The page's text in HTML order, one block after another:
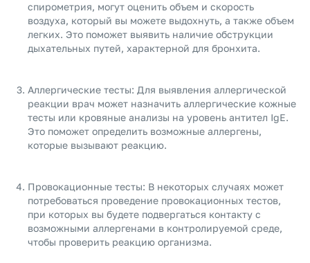
спирометрия, могут оценить объем и скорость
воздуха, который вы можете выдохнуть, а также объем
легких. Это поможет выявить наличие обструкции
дыхательных путей, характерной для бронхита.
Аллергические тесты: Для выявления аллергической
реакции врач может назначить аллергические кожные
тесты или кровяные анализы на уровень антител IgE.
Это поможет определить возможные аллергены,
которые вызывают реакцию.
Провокационные тесты: В некоторых случаях может
потребоваться проведение провокационных тестов,
при которых вы будете подвергаться контакту с
возможными аллергенами в контролируемой среде,
чтобы проверить реакцию организма.